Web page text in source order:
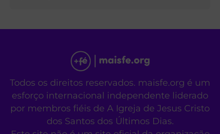
Todos os direitos reservados. maisfe.org é um
esforço internacional independente liderado
por membros fiéis de A Igreja de Jesus Cristo
dos Santos dos Últimos Dias.